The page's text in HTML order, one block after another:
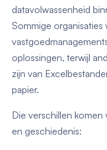
datavolwassenheid
Sommige
oplossingen, terwijl
zijn van
papier.
Die verschillen
en geschiedenis: